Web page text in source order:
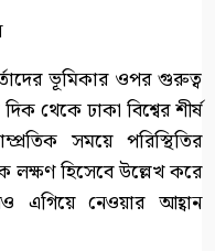
ভূমিকার ওপর গুরুত্ব
থেকে ঢাকা বিশ্বের শীর্ষ
সময়ে পরিস্থিতির
লক্ষণ হিসেবে উল্লেখ করে
এগিয়ে নেওয়ার আহ্বান